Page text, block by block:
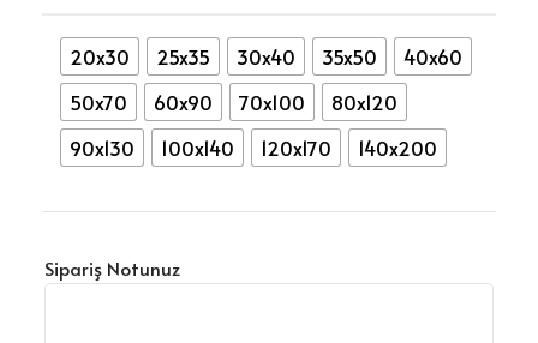
20x30 25x35 30x40 35x50
40x60
50x70
60x90 70x100
80x120
90x130
100x140 120x170 140x200
Sipariş Notunuz